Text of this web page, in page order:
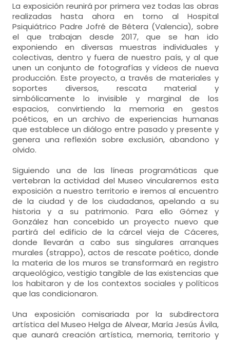
La exposición reunirá por primera vez todas las obras
realizadas hasta ahora en torno al Hospital
Psiquiátrico Padre Jofré de Bétera (Valencia), sobre
el que trabajan desde 2017, que se han ido
exponiendo en diversas muestras individuales y
colectivas, dentro y fuera de nuestro país, y al que
unen un conjunto de fotografías y vídeos de nueva
producción. Este proyecto, a través de materiales y
soportes diversos, rescata material y
simbólicamente lo invisible y marginal de los
espacios, convirtiendo la memoria en gestos
poéticos, en un archivo de experiencias humanas
que establece un diálogo entre pasado y presente y
genera una reflexión sobre exclusión, abandono y
olvido.
Siguiendo una de las líneas programáticas que
vertebran la actividad del Museo vincularemos esta
exposición a nuestro territorio e iremos al encuentro
de la ciudad y de los ciudadanos, apelando a su
historia y a su patrimonio. Para ello Gómez y
González han concebido un proyecto nuevo que
partirá del edificio de la cárcel vieja de Cáceres,
donde llevarán a cabo sus singulares arranques
murales (strappo), actos de rescate poético, donde
la materia de los muros se transformará en registro
arqueológico, vestigio tangible de las existencias que
los habitaron y de los contextos sociales y políticos
que las condicionaron.
Una exposición comisariada por la subdirectora
artística del Museo Helga de Alvear, María Jesús Ávila,
que aunará creación artística, memoria, territorio y